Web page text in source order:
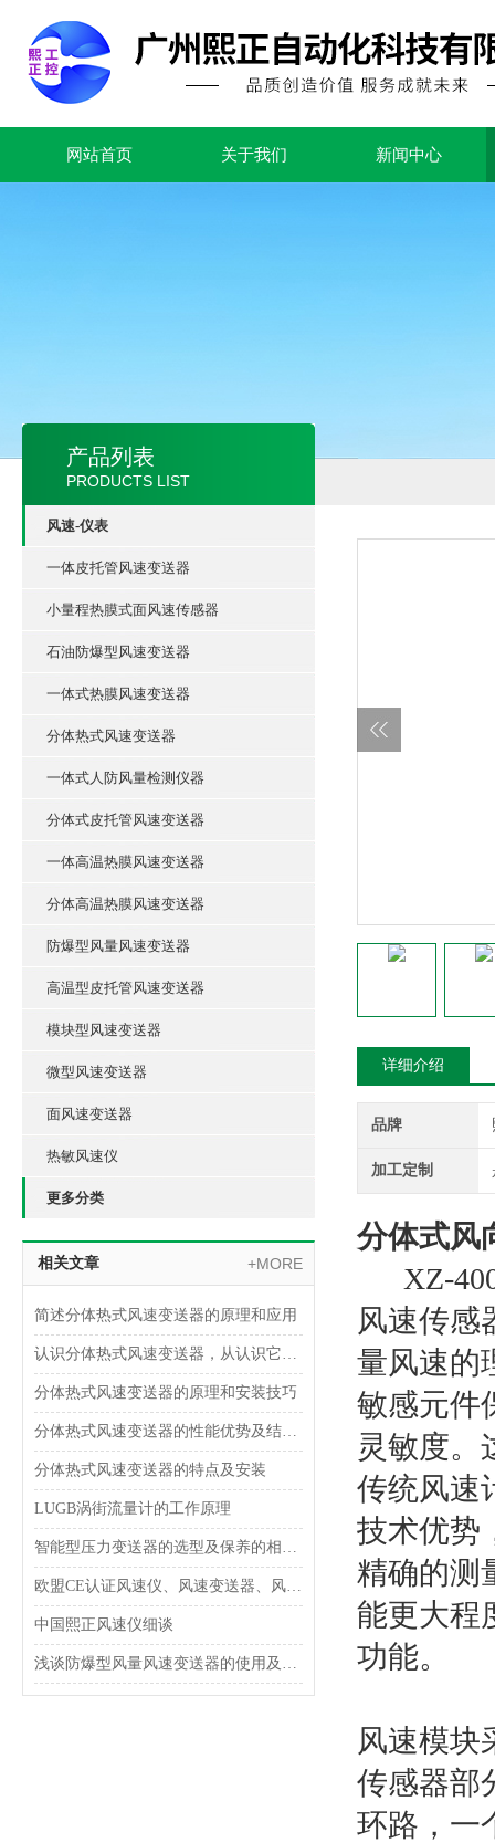
网站首页 关于我们 新闻中心
产品列表
PRODUCTS LIST
风速-仪表
一体皮托管风速变送器
小量程热膜式面风速传感器
石油防爆型风速变送器
一体式热膜风速变送器
分体热式风速变送器
一体式人防风量检测仪器
分体式皮托管风速变送器
一体高温热膜风速变送器
分体高温热膜风速变送器
防爆型风量风速变送器
高温型皮托管风速变送器
模块型风速变送器
微型风速变送器
面风速变送器
热敏风速仪
更多分类
相关文章 +MORE
简述分体热式风速变送器的原理和应用
认识分体热式风速变送器，从认识它的功能特点开始
分体热式风速变送器的原理和安装技巧
分体热式风速变送器的性能优势及结构设计
分体热式风速变送器的特点及安装
LUGB涡街流量计的工作原理
智能型压力变送器的选型及保养的相关知识
欧盟CE认证风速仪、风速变送器、风速传感器的用处
中国熙正风速仪细谈
浅谈防爆型风量风速变送器的使用及安装注意事项
详细介绍
品牌
加工定制
分体式风
XZ-
风速传感
量风速的
敏感元件
灵敏度。
传统风速
技术优势
精确的测
能更大程
功能。
风速模块
传感器部
环路，一